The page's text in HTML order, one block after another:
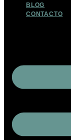
BLOG
CONTACTO